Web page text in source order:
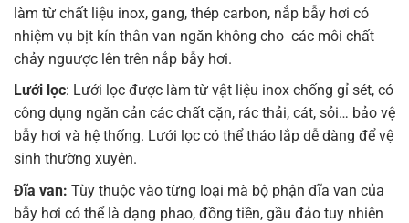
làm từ chất liệu inox, gang, thép carbon, nắp bẫy hơi có
nhiệm vụ bịt kín thân van ngăn không cho các môi chất
chảy nguược lên trên nắp bẫy hơi.
Lưới lọc: Lưới lọc được làm từ vật liệu inox chống gỉ sét, có
công dụng ngăn cản các chất cặn, rác thải, cát, sỏi… bảo vệ
bẫy hơi và hệ thống. Lưới lọc có thể tháo lắp dễ dàng để vệ
sinh thường xuyên.
Đĩa van: Tùy thuộc vào từng loại mà bộ phận đĩa van của
bẫy hơi có thể là dạng phao, đồng tiền, gầu đảo tuy nhiên